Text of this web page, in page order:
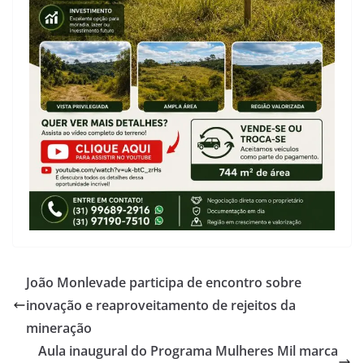
João Monlevade participa de encontro sobre
inovação e reaproveitamento de rejeitos da
mineração
Aula inaugural do Programa Mulheres Mil marca